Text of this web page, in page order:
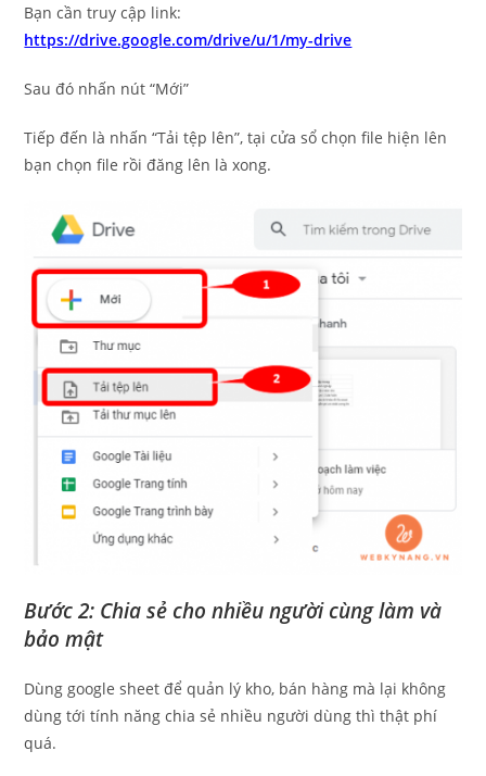
Bạn cần truy cập link:
https://drive.google.com/drive/u/1/my-drive
Sau đó nhấn nút “Mới”
Tiếp đến là nhấn “Tải tệp lên”, tại cửa sổ chọn file hiện lên
bạn chọn file rồi đăng lên là xong.
Bước 2: Chia sẻ cho nhiều người cùng làm và
bảo mật
Dùng google sheet để quản lý kho, bán hàng mà lại không
dùng tới tính năng chia sẻ nhiều người dùng thì thật phí
quá.